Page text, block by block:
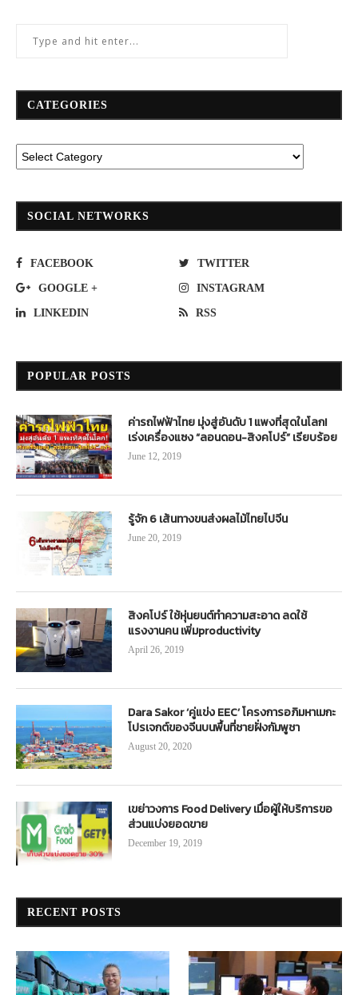
CATEGORIES
SOCIAL NETWORKS
FACEBOOK TWITTER
GOOGLE + INSTAGRAM
LINKEDIN RSS
POPULAR POSTS
ค่ารถไฟฟ้าไทย มุ่งสู่อันดับ 1 แพงที่สุดในโลก!
เร่งเครื่องแซง “ลอนดอน-สิงคโปร์” เรียบร้อย
June 12, 2019
รู้จัก 6 เส้นทางขนส่งผลไม้ไทยไปจีน
June 20, 2019
สิงคโปร์ ใช้หุ่นยนต์ทำความสะอาด ลดใช้
แรงงานคน เพิ่มproductivity
April 26, 2019
Dara Sakor ‘คู่แข่ง EEC’ โครงการอภิมหาเมกะ
โปรเจกต์ของจีนบนพื้นที่ชายฝั่งกัมพูชา
August 20, 2020
เขย่าวงการ Food Delivery เมื่อผู้ให้บริการขอ
ส่วนแบ่งยอดขาย
December 19, 2019
RECENT POSTS